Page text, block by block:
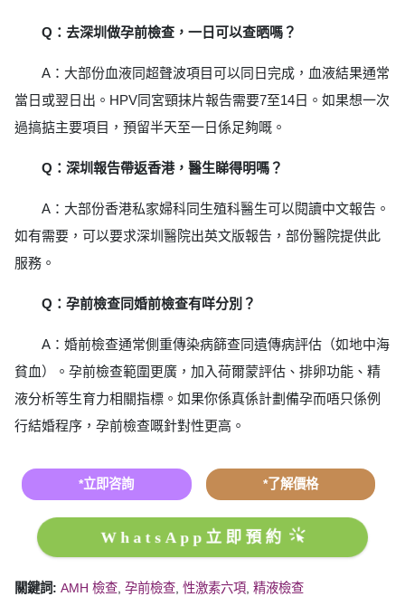
Q：去深圳做孕前檢查，一日可以查晒嗎？
A：大部份血液同超聲波項目可以同日完成，血液結果通常
當日或翌日出。HPV同宮頸抹片報告需要7至14日。如果想一次
過搞掂主要項目，預留半天至一日係足夠嘅。
Q：深圳報告帶返香港，醫生睇得明嗎？
A：大部份香港私家婦科同生殖科醫生可以閱讀中文報告。
如有需要，可以要求深圳醫院出英文版報告，部份醫院提供此
服務。
Q：孕前檢查同婚前檢查有咩分別？
A：婚前檢查通常側重傳染病篩查同遺傳病評估（如地中海
貧血）。孕前檢查範圍更廣，加入荷爾蒙評估、排卵功能、精
液分析等生育力相關指標。如果你係真係計劃備孕而唔只係例
行結婚程序，孕前檢查嘅針對性更高。
*立即咨詢 *了解價格
WhatsApp立即預約
關鍵詞: AMH 檢查, 孕前檢查, 性激素六項, 精液檢查